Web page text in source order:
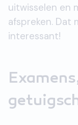
uitwisselen en
afspreken. Dat
interessant!